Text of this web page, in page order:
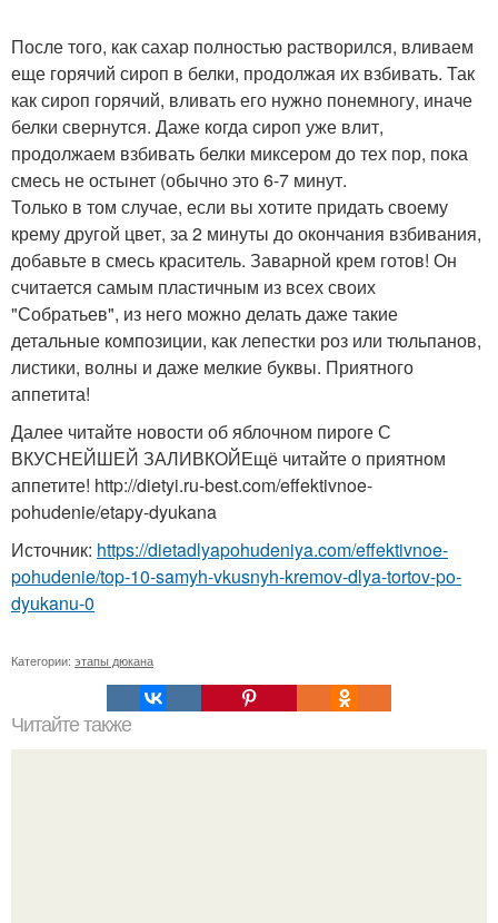
После того, как сахар полностью растворился, вливаем
еще горячий сироп в белки, продолжая их взбивать. Так
как сироп горячий, вливать его нужно понемногу, иначе
белки свернутся. Даже когда сироп уже влит,
продолжаем взбивать белки миксером до тех пор, пока
смесь не остынет (обычно это 6-7 минут.
Только в том случае, если вы хотите придать своему
крему другой цвет, за 2 минуты до окончания взбивания,
добавьте в смесь краситель. Заварной крем готов! Он
считается самым пластичным из всех своих
"Собратьев", из него можно делать даже такие
детальные композиции, как лепестки роз или тюльпанов,
листики, волны и даже мелкие буквы. Приятного
аппетита!
Далее читайте новости об яблочном пироге С
ВКУСНЕЙШЕЙ ЗАЛИВКОЙЕщё читайте о приятном
аппетите! http://dietyi.ru-best.com/effektivnoe-
pohudenie/etapy-dyukana
Источник: https://dietadlyapohudeniya.com/effektivnoe-
pohudenie/top-10-samyh-vkusnyh-kremov-dlya-tortov-po-
dyukanu-0
Категории: этапы дюкана
Читайте также